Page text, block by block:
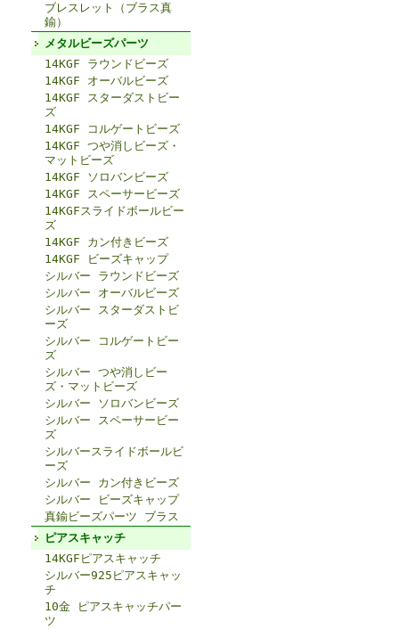
ブレスレット（ブラス真
鍮）
メタルビーズパーツ
14KGF ラウンドビーズ
14KGF オーバルビーズ
14KGF スターダストビー
ズ
14KGF コルゲートビーズ
14KGF つや消しビーズ・
マットビーズ
14KGF ソロバンビーズ
14KGF スペーサービーズ
14KGFスライドボールビー
ズ
14KGF カン付きビーズ
14KGF ビーズキャップ
シルバー ラウンドビーズ
シルバー オーバルビーズ
シルバー スターダストビ
ーズ
シルバー コルゲートビー
ズ
シルバー つや消しビー
ズ・マットビーズ
シルバー ソロバンビーズ
シルバー スペーサービー
ズ
シルバースライドボールビ
ーズ
シルバー カン付きビーズ
シルバー ビーズキャップ
真鍮ビーズパーツ ブラス
ピアスキャッチ
14KGFピアスキャッチ
シルバー925ピアスキャッ
チ
10金 ピアスキャッチパー
ツ